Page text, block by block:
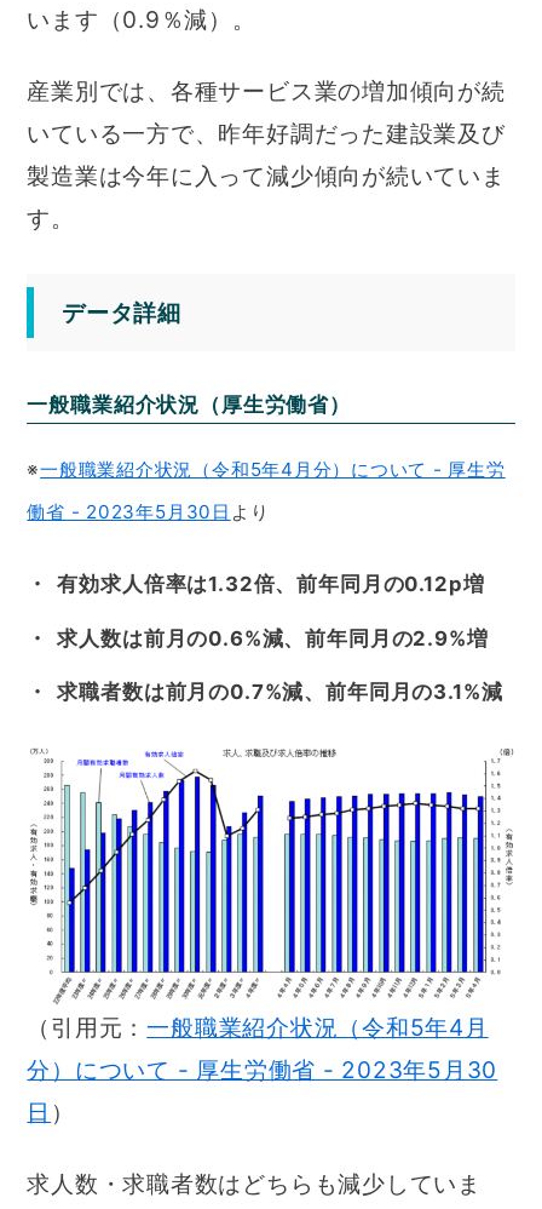
います（0.9％減）。
産業別では、各種サービス業の増加傾向が続
いている一方で、昨年好調だった建設業及び
製造業は今年に入って減少傾向が続いていま
す。
データ詳細
一般職業紹介状況（厚生労働省）
※一般職業紹介状況（令和5年4月分）について - 厚生労
働省 - 2023年5月30日 より
有効求人倍率は1.32倍、前年同月の0.12p増
求人数は前月の0.6%減、前年同月の2.9%増
求職者数は前月の0.7%減、前年同月の3.1%減
（引用元：一般職業紹介状況（令和5年4月
分）について - 厚生労働省 - 2023年5月30
日 ）
求人数・求職者数はどちらも減少していま